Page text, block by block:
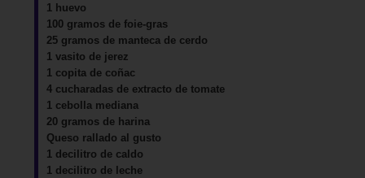
1 huevo
100 gramos de foie-gras
25 gramos de manteca de cerdo
1 vasito de jerez
1 copita de coñac
4 cucharadas de extracto de tomate
1 cebolla mediana
20 gramos de harina
Queso rallado al gusto
1 decilitro de caldo
1 decilitro de leche